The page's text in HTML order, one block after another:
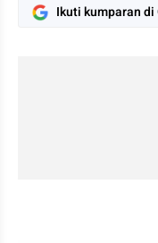
Ikuti kumparan di